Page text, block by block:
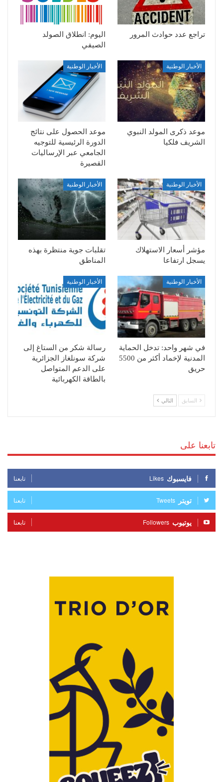
تراجع عدد حوادث المرور
اليوم: انطلاق الصولد
الصيفي
الأخبار الوطنية
موعد ذكرى المولد النبوي
الشريف فلكيا
الأخبار الوطنية
موعد الحصول على نتائج
الدورة الرئيسية للتوجيه
الجامعي عبر الإرساليات
القصيرة
الأخبار الوطنية
مؤشر أسعار الاستهلاك
يسجل ارتفاعا
الأخبار الوطنية
تقلبات جوية منتظرة بهذه
المناطق
الأخبار الوطنية
في شهر واحد: تدخل الحماية
المدنية لإخماد أكثر من 5500
حريق
الأخبار الوطنية
رسالة شكر من الستاغ إلى
شركة سونلغاز الجزائرية
على الدعم المتواصل
بالطاقة الكهربائية
السابق التالي
تابعنا على
فايسبوك Likes تابعنا
تويتر Tweets تابعنا
يوتيوب Followers تابعنا